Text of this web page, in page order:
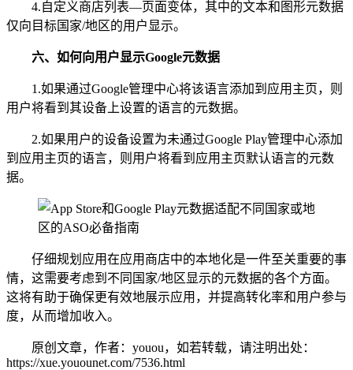
4.自定义商店列表—页面变体，其中的文本和图形元数据
仅向目标国家/地区的用户显示。
六、 如何向用户显示Google元数据
1.如果通过Google管理中心将该语言添加到应用主页，则
用户将看到其设备上设置的语言的元数据。
2.如果用户的设备设置为未通过Google Play管理中心添加
到应用主页的语言，则用户将看到应用主页默认语言的元数
据。
仔细规划应用在应用商店中的本地化是一件至关重要的事
情，这需要考虑到不同国家/地区显示的元数据的各个方面。
这将有助于确保更有效地展示应用，并提高转化率和用户参与
度，从而增加收入。
原创文章，作者：youou，如若转载，请注明出处：
https://xue.youounet.com/7536.html